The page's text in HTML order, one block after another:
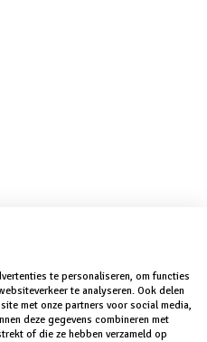
te personaliseren, om functies
te analyseren. Ook delen
met onze partners voor social media,
deze gegevens combineren met
of die ze hebben verzameld op